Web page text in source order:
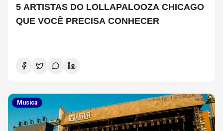
5 ARTISTAS DO LOLLAPALOOZA CHICAGO
QUE VOCÊ PRECISA CONHECER
Musica